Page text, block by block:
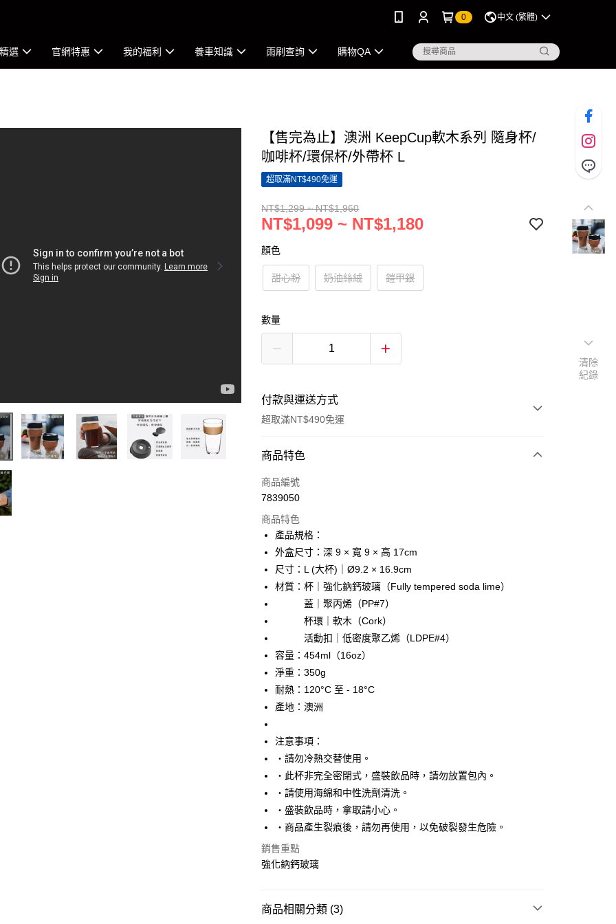
0 中文 (繁體)
選 官網特惠 我的福利 養車知識 雨刷查詢 購物QA
【售完為止】澳洲 KeepCup軟木系列 隨身杯/
咖啡杯/環保杯/外帶杯 L
超取滿NT$490免運
NT$1,299 ~ NT$1,960
NT$1,099 ~ NT$1,180
顏色
甜心粉 奶油絲絨 鎧甲銀
數量
付款與運送方式
超取滿NT$490免運
付款方式
信用卡一次付款
LINE Pay
Apple Pay
街口支付
悠遊付
AFTEE先享後付
相關說明
【關於「AFTEE先享後付」】
AFTEE先享後付是「在收到商品之後才付款」的支付方式。 讓您購物簡單
便利好安心！
１．簡單：不需註冊會員、不需綁卡、不需儲值。
２．便利：只要手機號碼，簡訊認證，即可結帳。
【「AFTEE先享後付」結帳流程】
１．於結帳方式選擇「AFTEE先享後付」後，將跳轉至「AFTEE先享後
付」結帳頁面，進行簡訊認證並確認金額後，即可完成結帳。
２．訂單成立數日內，您將收到繳費通知簡訊。
３．收到繳費通知簡訊後14天內，點擊此簡訊中的連結，可透過四大超商
※ 請注意：結帳手續完成當下不需立刻繳費，但若您需要取消訂單，請聯
絡購買商品的店家。未經商家同意取消之訂單仍視為有效，需透過AFTEE
付客戶支援中心」https://netprotections.freshdesk.com/support/home
ATM付款
運送方式
每筆NT$70，滿NT$490(含以上)免運費
付款後全家取貨 (運費70$)
每筆NT$70，滿NT$490(含以上)免運費
萊爾富取貨付款 (運費70$)
每筆NT$70，滿NT$490(含以上)免運費
商品特色
商品編號
7839050
商品特色
產品規格：
外盒尺寸：深 9 × 寬 9 × 高 17cm
尺寸：L (大杯)｜Ø9.2 × 16.9cm
材質：杯｜強化鈉鈣玻璃（Fully tempered soda lime）
蓋｜聚丙烯（PP#7）
杯環｜軟木（Cork）
活動扣｜低密度聚乙烯（LDPE#4）
容量：454ml（16oz）
淨重：350g
耐熱：120°C 至 - 18°C
產地：澳洲
注意事項：
‧請勿冷熱交替使用。
‧此杯非完全密閉式，盛裝飲品時，請勿放置包內。
‧請使用海綿和中性洗劑清洗。
‧盛裝飲品時，拿取請小心。
‧商品產生裂痕後，請勿再使用，以免破裂發生危險。
銷售重點
強化鈉鈣玻璃
商品相關分類 (3)
清除
紀錄